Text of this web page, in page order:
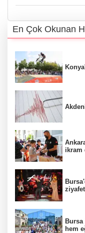
En Çok Okunan
ikram
hem